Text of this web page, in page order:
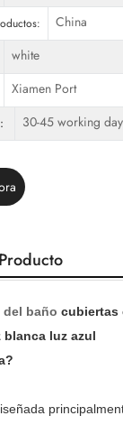
China
white
Xiamen Port
30-45 working
baño cubiertas
luz azul